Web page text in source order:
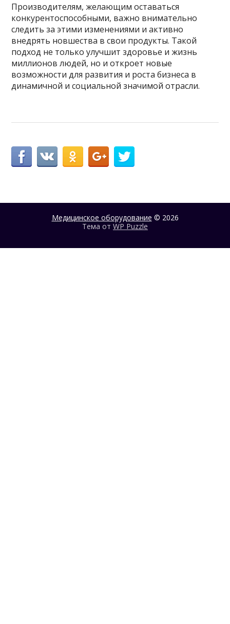
Производителям, желающим оставаться
конкурентоспособными, важно внимательно
следить за этими изменениями и активно
внедрять новшества в свои продукты. Такой
подход не только улучшит здоровье и жизнь
миллионов людей, но и откроет новые
возможности для развития и роста бизнеса в
динамичной и социальной значимой отрасли.
Медицинское оборудование © 2026
Тема от WP Puzzle